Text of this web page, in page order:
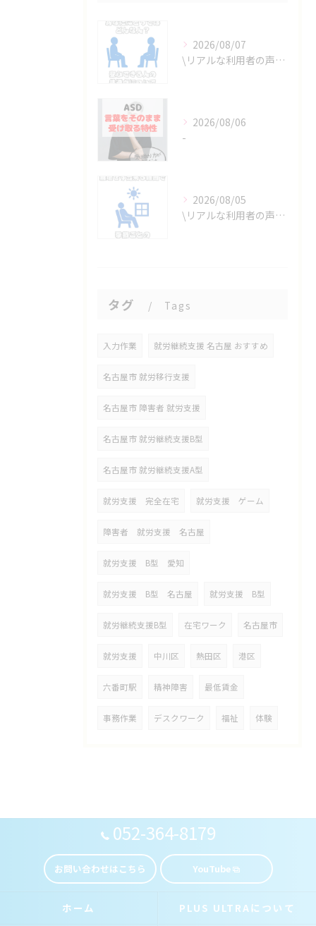
2026/08/07
\リアルな利用者の声📣/
2026/08/06
-
2026/08/05
\リアルな利用者の声📣/
タグ Tags
入力作業 就労継続支援 名古屋 おすすめ
名古屋市 就労移行支援
名古屋市 障害者 就労支援
名古屋市 就労継続支援B型
名古屋市 就労継続支援A型
就労支援 完全在宅 就労支援 ゲーム
障害者 就労支援 名古屋
就労支援 B型 愛知
就労支援 B型 名古屋 就労支援 B型
就労継続支援B型 在宅ワーク 名古屋市
就労支援 中川区 熱田区 港区
六番町駅 精神障害 最低賃金
事務作業 デスクワーク 福祉 体験
052-364-8179
お問い合わせはこちら YouTube
ホーム PLUS ULTRAについて